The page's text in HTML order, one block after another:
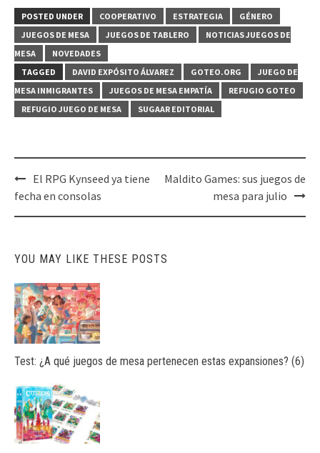
POSTED UNDER COOPERATIVO ESTRATEGIA
GÉNERO
JUEGOS DE MESA
JUEGOS DE TABLERO
NOTICIAS JUEGOS DE
MESA
NOVEDADES
TAGGED
DAVID EXPÓSITO ÁLVAREZ GOTEO.ORG
JUEGO DE
MESA INMIGRANTES
JUEGOS DE MESA EMPATÍA
REFUGIO GOTEO
REFUGIO JUEGO DE MESA
SUGAAR EDITORIAL
Post
navigation
El RPG Kynseed ya tiene
fecha en consolas
Maldito Games: sus juegos de
mesa para julio
YOU MAY LIKE THESE POSTS
Test: ¿A qué juegos de mesa pertenecen estas expansiones? (6)